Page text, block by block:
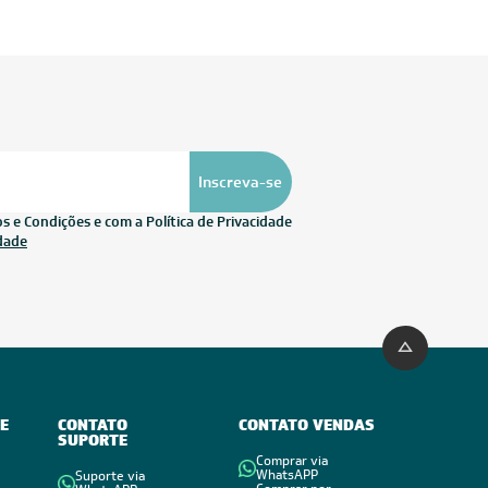
Inscreva-se
e Condições e com a Política de Privacidade
CONTATO
SUPORTE
Suporte via
CONTATO VENDAS
Comprar via
WhatsAPP